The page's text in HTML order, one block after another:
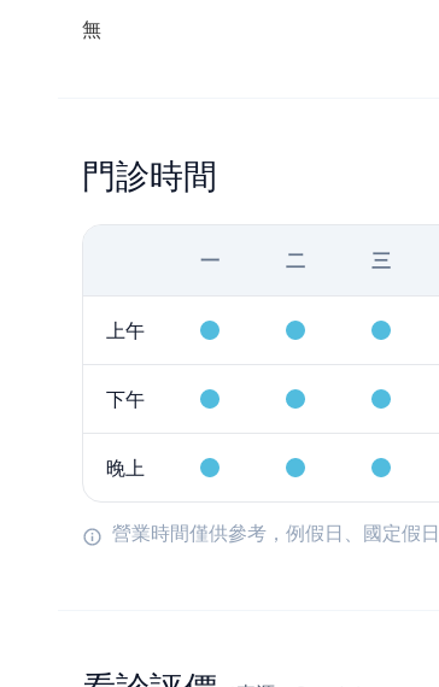
無
門診時間
一 二 三
上午
下午
晚上
營業時間僅供參考，例假日、國定假